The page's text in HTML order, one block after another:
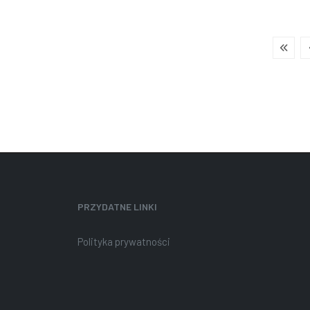
PRZYDATNE LINKI
Polityka prywatności